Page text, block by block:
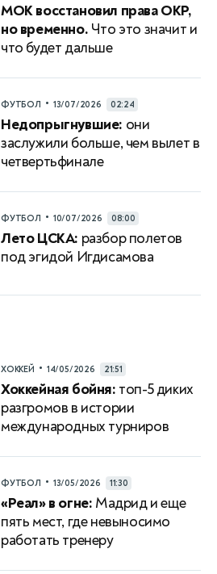
МОК восстановил права ОКР,
но временно. Что это значит и
что будет дальше
ФУТБОЛ • 13/07/2026 02:24
Недопрыгнувшие: они
заслужили больше, чем вылет в
четвертьфинале
ФУТБОЛ • 10/07/2026 08:00
Лето ЦСКА: разбор полетов
под эгидой Игдисамова
ХОККЕЙ • 14/05/2026 21:51
Хоккейная бойня: топ-5 диких
разгромов в истории
международных турниров
ФУТБОЛ • 13/05/2026 11:30
«Реал» в огне: Мадрид и еще
пять мест, где невыносимо
работать тренеру